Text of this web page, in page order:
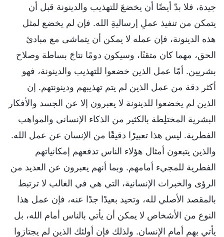
جيدة، فلا بدّ أيضًا أن يخضعَ للتهذيب والدينونة قبل أن
يتمكن من تنفيذ عملِ إرساليةِ الله. فإن لم يخضع لمثل
هذه الدينونة، فإن عمله لا يمكن أن يتماشى مع مبادئ
الحق، مهما كان متقنًا، وسيكون دومًا نتاجَ بساطة وصلاح
بشريين. أمّا عمل الذين خضعوا للتهذيب والدينونة، فهو
أكثر دقة من عمل الذين لم يتم تهذيبهم ودينونتهم. إن
الذين لم يخضعوا للدينونة لا يعبرون إلا عن الجسد والأفكار
البشرية المختلِطة بالكثير من الذكاء الإنساني والمواهب
الفطرية. ليس هذا تعبيرًا دقيقًا من الإنسان عن عمل الله.
والذين يتبعون أمثال هؤلاء الناس تدفعهم إمكانياتهم
الفطرية للمجيء أمامهم. وبما أنهم يعبرون عن العديد من
الرؤى والخبرات الإنسانية، التي هي في الغالب لا ترتبط
بالمقصد الأصلي لله، وتحيد بعيدًا جدًا عنه، فإن عمل هذا
النوع من الأشخاص لا يمكن أن يأتي بالناس أمام الله، بل
يأتي بهم أمام الإنسان. ولذلك فإن أولئك الذين لم يجتازوا